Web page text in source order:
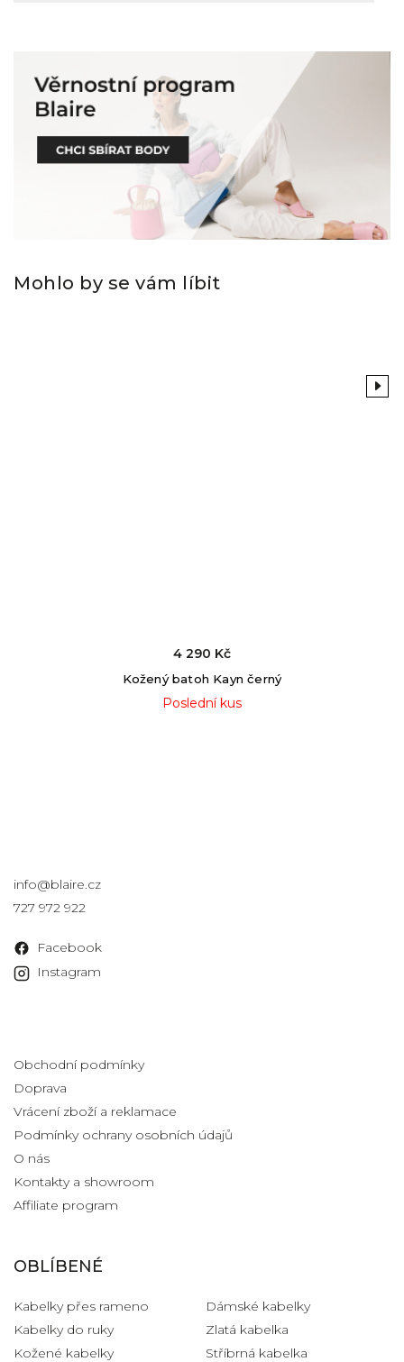
Mohlo by se vám líbit
Previous
Kožený batoh Kayn černý
Poslední kus
4 290 Kč
Next
info@blaire.cz
727 972 922
Facebook
Instagram
Obchodní podmínky
Doprava
Vrácení zboží a reklamace
Podmínky ochrany osobních údajů
O nás
Kontakty a showroom
Affiliate program
OBLÍBENÉ
Kabelky přes rameno
Kabelky do ruky
Kožené kabelky
Dámské kabelky
Zlatá kabelka
Stříbrná kabelka